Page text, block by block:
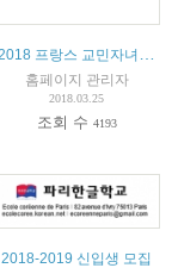
2018 프랑스 교민자녀 수학경시대회
홈페이지 관리자
2018.03.25
조회 수 4193
2018-2019 신입생 모집